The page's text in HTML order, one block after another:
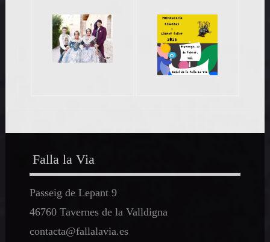
Falla la Via
Passeig de Lepant 9
46760 Tavernes de la Valldigna
contacta@fallalavia.es